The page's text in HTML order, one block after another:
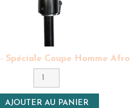
Spéciale Coupe Homme Afro
AJOUTER AU PANIER